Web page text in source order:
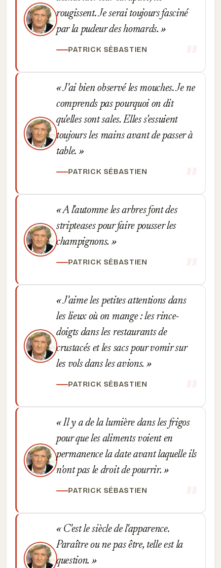
rougissent. Je serai toujours fasciné
par la pudeur des homards.
PATRICK SÉBASTIEN
J'ai bien observé les mouches. Je ne
comprends pas pourquoi on dit
qu'elles sont sales. Elles s'essuient
toujours les mains avant de passer à
table.
PATRICK SÉBASTIEN
A l'automne les arbres font des
stripteases pour faire pousser les
champignons.
PATRICK SÉBASTIEN
J'aime les petites attentions dans
les lieux où on mange : les rince-
doigts dans les restaurants de
crustacés et les sacs pour vomir sur
les vols dans les avions.
PATRICK SÉBASTIEN
Il y a de la lumière dans les frigos
pour que les aliments voient en
permanence la date avant laquelle ils
n'ont pas le droit de pourrir.
PATRICK SÉBASTIEN
C'est le siècle de l'apparence.
Paraître ou ne pas être, telle est la
question.